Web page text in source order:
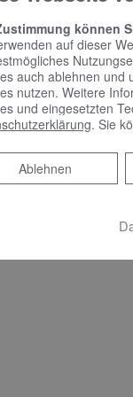
2021
Hackschnitzel-,
alle
Sie.​
können
auf dieser
auch ablehnen und
nutzen. Weitere
und eingesetzten
. Sie
Ablehnen
Ablehnen